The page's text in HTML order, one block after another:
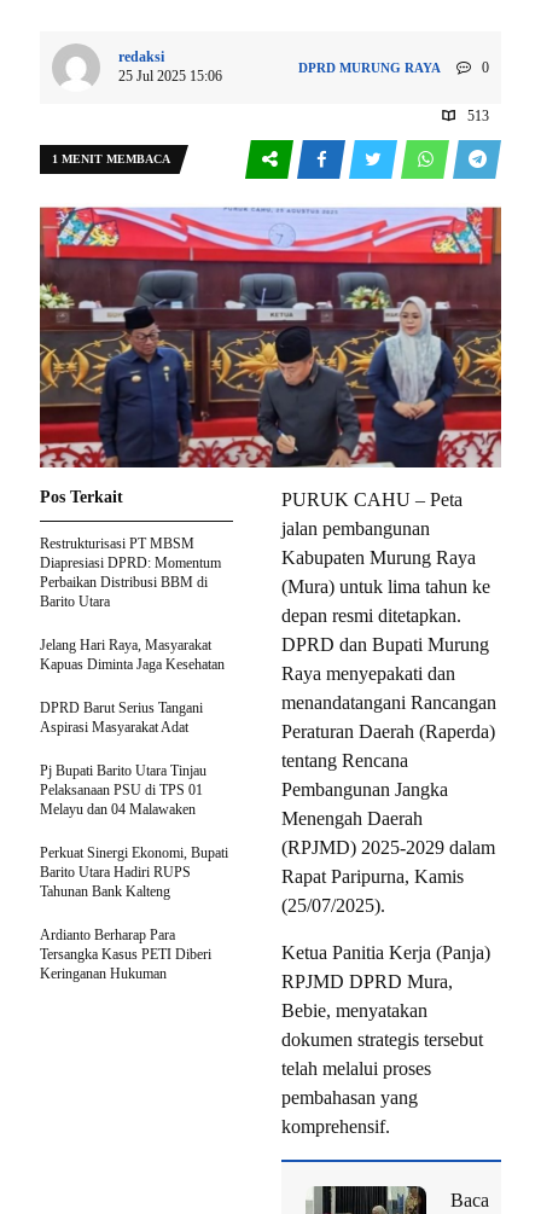
redaksi
25 Jul 2025 15:06
DPRD MURUNG RAYA 0
513
1 MENIT MEMBACA
PURUK CAHU – Peta
jalan pembangunan
Kabupaten Murung Raya
(Mura) untuk lima tahun ke
depan resmi ditetapkan.
DPRD dan Bupati Murung
Raya menyepakati dan
menandatangani Rancangan
Peraturan Daerah (Raperda)
tentang Rencana
Pembangunan Jangka
Menengah Daerah
(RPJMD) 2025-2029 dalam
Rapat Paripurna, Kamis
(25/07/2025).
Ketua Panitia Kerja (Panja)
RPJMD DPRD Mura,
Bebie, menyatakan
dokumen strategis tersebut
telah melalui proses
pembahasan yang
komprehensif.
Baca
Pos Terkait
Restrukturisasi PT MBSM
Diapresiasi DPRD: Momentum
Perbaikan Distribusi BBM di
Barito Utara
Jelang Hari Raya, Masyarakat
Kapuas Diminta Jaga Kesehatan
DPRD Barut Serius Tangani
Aspirasi Masyarakat Adat
Pj Bupati Barito Utara Tinjau
Pelaksanaan PSU di TPS 01
Melayu dan 04 Malawaken
Perkuat Sinergi Ekonomi, Bupati
Barito Utara Hadiri RUPS
Tahunan Bank Kalteng
Ardianto Berharap Para
Tersangka Kasus PETI Diberi
Keringanan Hukuman